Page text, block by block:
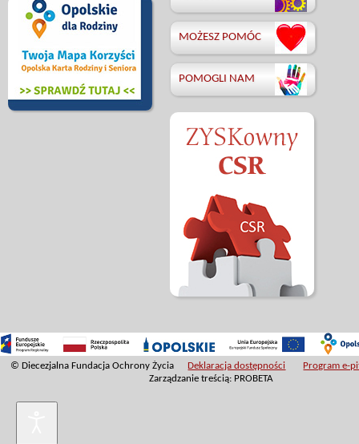
MOŻESZ POMÓC
POMOGLI NAM
© Diecezjalna Fundacja Ochrony Życia Deklaracja dostępności
Program e-
Zarządzanie treścią: PROBETA